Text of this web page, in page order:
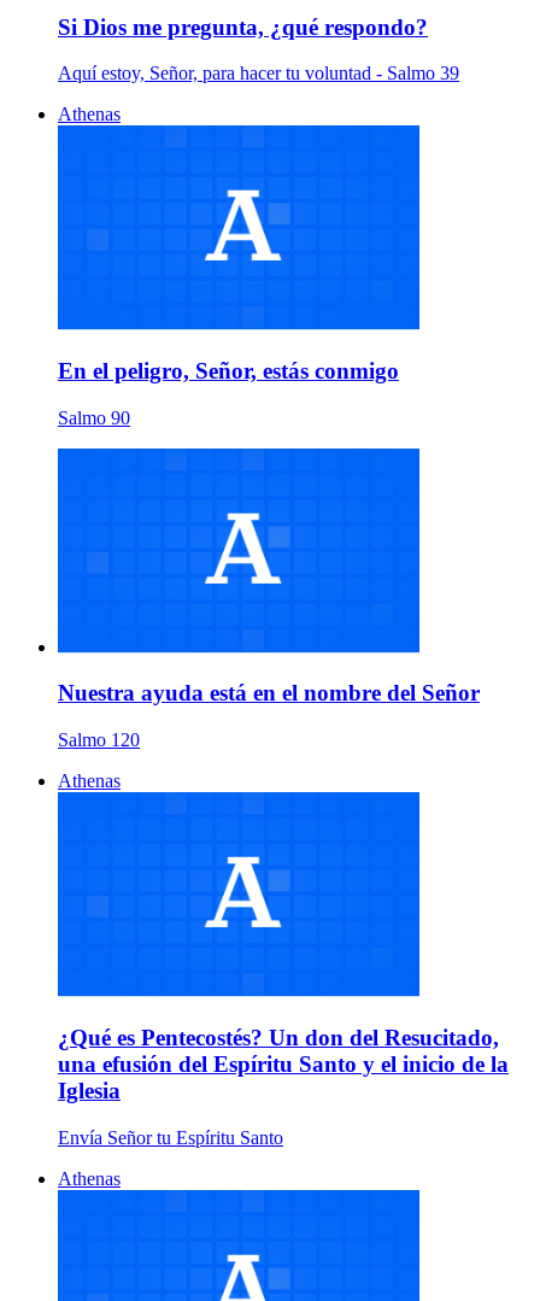
Si Dios me pregunta, ¿qué respondo?
Aquí estoy, Señor, para hacer tu voluntad - Salmo 39
Athenas
En el peligro, Señor, estás conmigo
Salmo 90
Nuestra ayuda está en el nombre del Señor
Salmo 120
Athenas
¿Qué es Pentecostés? Un don del Resucitado,
una efusión del Espíritu Santo y el inicio de la
Iglesia
Envía Señor tu Espíritu Santo
Athenas